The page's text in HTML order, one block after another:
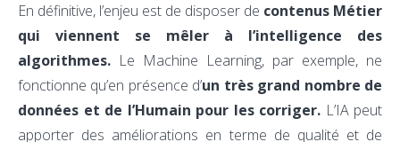
En définitive, l’enjeu est de disposer de contenus Métier
qui viennent se mêler à l’intelligence des
algorithmes. Le Machine Learning, par exemple, ne
fonctionne qu’en présence d’un très grand nombre de
données et de l’Humain pour les corriger. L’IA peut
apporter des améliorations en terme de qualité et de